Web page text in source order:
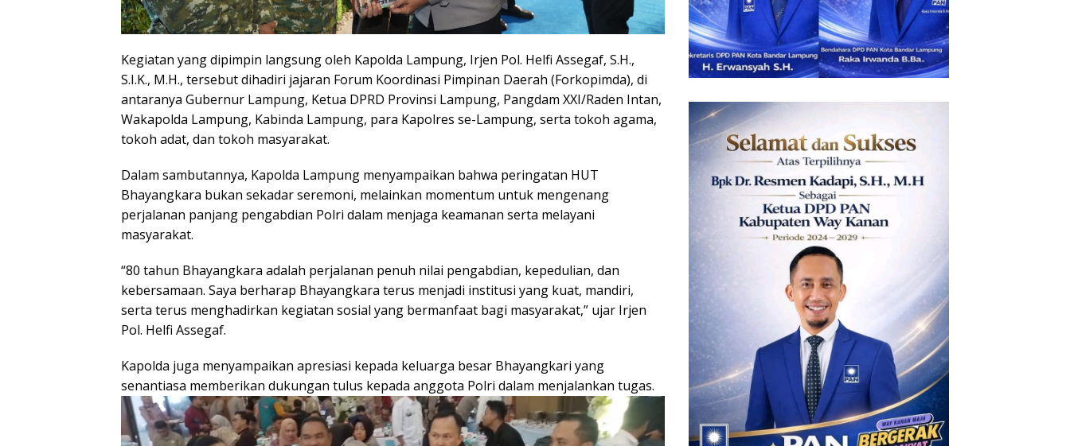
Kegiatan yang dipimpin langsung oleh Kapolda Lampung, Irjen Pol. Helfi Assegaf, S.H.,
S.I.K., M.H., tersebut dihadiri jajaran Forum Koordinasi Pimpinan Daerah (Forkopimda), di
antaranya Gubernur Lampung, Ketua DPRD Provinsi Lampung, Pangdam XXI/Raden Intan,
Wakapolda Lampung, Kabinda Lampung, para Kapolres se-Lampung, serta tokoh agama,
tokoh adat, dan tokoh masyarakat.
Dalam sambutannya, Kapolda Lampung menyampaikan bahwa peringatan HUT
Bhayangkara bukan sekadar seremoni, melainkan momentum untuk mengenang
perjalanan panjang pengabdian Polri dalam menjaga keamanan serta melayani
masyarakat.
“80 tahun Bhayangkara adalah perjalanan penuh nilai pengabdian, kepedulian, dan
kebersamaan. Saya berharap Bhayangkara terus menjadi institusi yang kuat, mandiri,
serta terus menghadirkan kegiatan sosial yang bermanfaat bagi masyarakat,” ujar Irjen
Pol. Helfi Assegaf.
Kapolda juga menyampaikan apresiasi kepada keluarga besar Bhayangkari yang
senantiasa memberikan dukungan tulus kepada anggota Polri dalam menjalankan tugas.